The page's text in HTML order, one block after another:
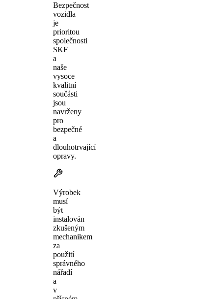
Bezpečnost
vozidla
je
prioritou
společnosti
SKF
a
naše
vysoce
kvalitní
součásti
jsou
navrženy
pro
bezpečné
a
dlouhotrvající
opravy.
Výrobek
musí
být
instalován
zkušeným
mechanikem
za
použití
správného
nářadí
a
v